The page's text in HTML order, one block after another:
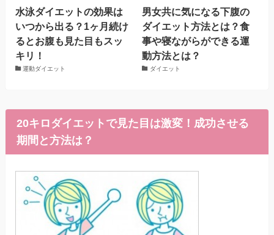
水泳ダイエットの効果は
いつから出る？1ヶ月続け
るとお腹も見た目もスッ
キリ！
運動ダイエット
男女共に気になる下腹の
ダイエット方法とは？食
事や寝ながらができる運
動方法とは？
ダイエット
20キロダイエットで見た目は激変！成功させる
期間と方法は？